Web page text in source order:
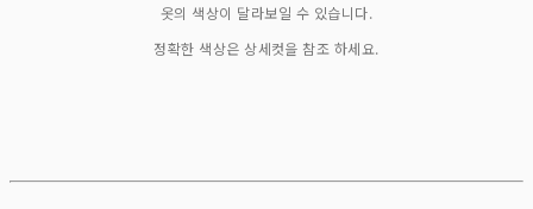
옷의 색상이 달라보일 수 있습니다.
정확한 색상은 상세컷을 참조 하세요.